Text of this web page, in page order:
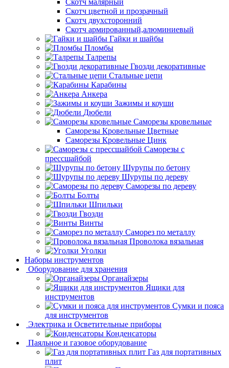
Скотч малярный
Скотч цветной и прозрачный
Скотч двухсторонний
Скотч армированный,алюминиевый
Гайки и шайбы
Пломбы
Талрепы
Гвозди декоративные
Стальные цепи
Карабины
Анкера
Зажимы и коуши
Дюбели
Саморезы кровельные
Саморезы Кровельные Цветные
Саморезы Кровельные Цинк
Саморезы с
прессшайбой
Шурупы по бетону
Шурупы по дереву
Саморезы по дереву
Болты
Шпильки
Гвозди
Винты
Саморез по металлу
Проволока вязальная
Уголки
Наборы инструментов
Оборудование для хранения
Органайзеры
Ящики для
инструментов
Сумки и пояса
для инструментов
Электрика и Осветительные приборы
Конденсаторы
Паяльное и газовое оборудование
Газ для портативных
плит